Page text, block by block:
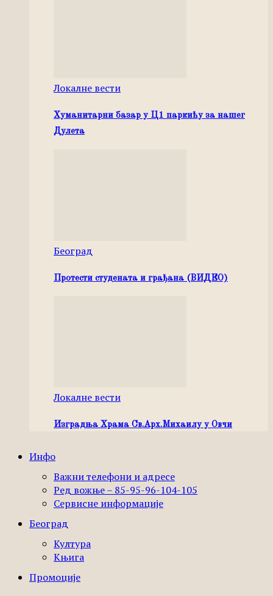
Локалне вести
Хуманитарни базар у Ц1 паркићу за нашег
Дулета
Београд
Протести студената и грађана (ВИДЕО)
Локалне вести
Изградња Храма Св.Арх.Михаилу у Овчи
Инфо
Важни телефони и адресе
Ред вожње – 85-95-96-104-105
Сервисне информације
Београд
Култура
Књига
Промоције